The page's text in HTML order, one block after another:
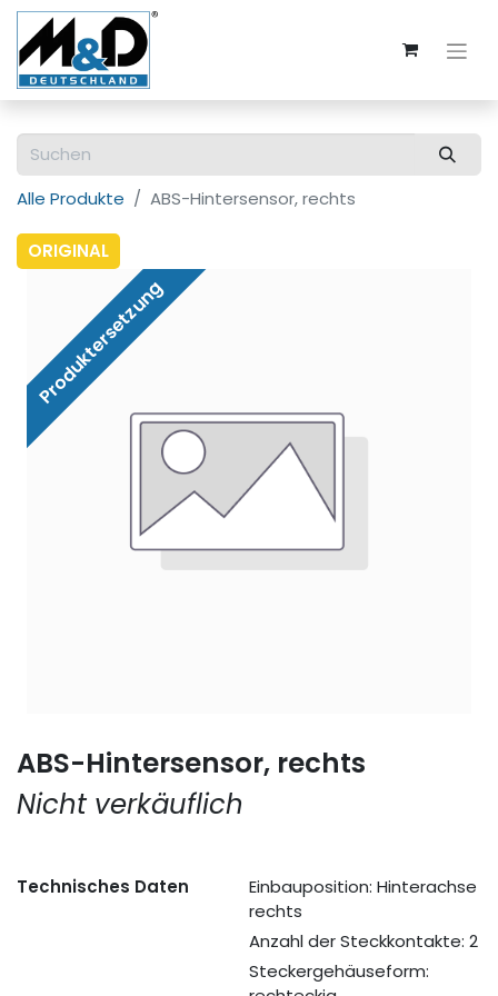
Alle Produkte ABS-Hintersensor, rechts
ORIGINAL
Produktersetzung
ABS-Hintersensor, rechts
Nicht verkäuflich
Technisches Daten
Einbauposition: Hinterachse
rechts
Anzahl der Steckkontakte: 2
Steckergehäuseform: